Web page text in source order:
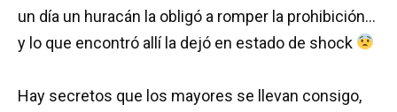
un día un huracán la obligó a romper la prohibición…
y lo que encontró allí la dejó en estado de shock
Hay secretos que los mayores se llevan consigo,